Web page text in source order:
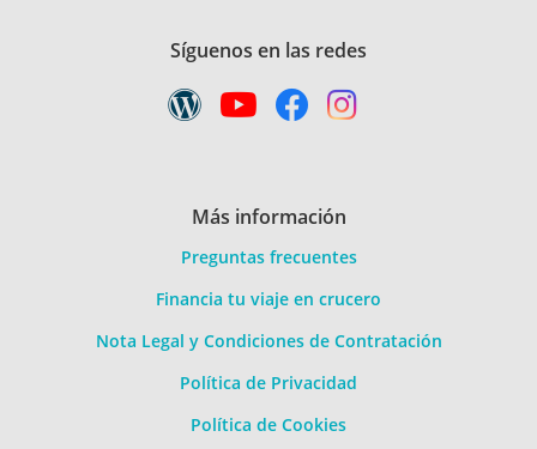
Síguenos en las redes
Más información
Preguntas frecuentes
Financia tu viaje en crucero
Nota Legal y Condiciones de Contratación
Política de Privacidad
Política de Cookies